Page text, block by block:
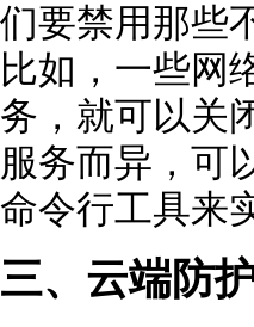
们要禁用那些
比如，一些网
务，就可以关
服务而异，可
命令行工具来
三、云端防